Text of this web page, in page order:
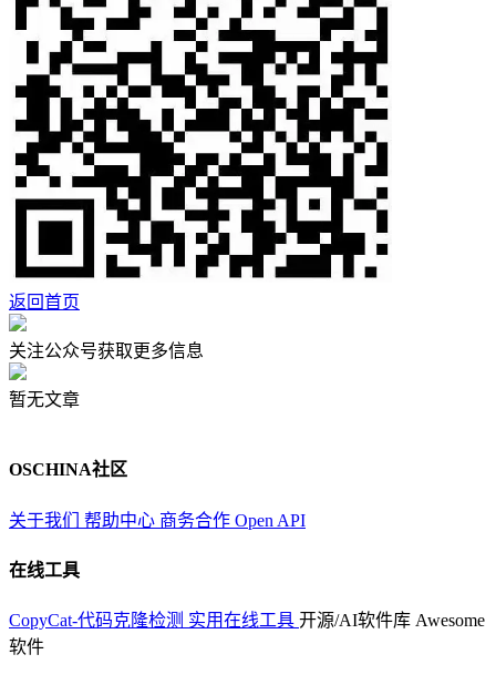
返回首页
关注公众号获取更多信息
暂无文章
OSCHINA社区
关于我们 帮助中心 商务合作 Open API
在线工具
CopyCat-代码克隆检测 实用在线工具 开源/AI软件库 Awesome
软件